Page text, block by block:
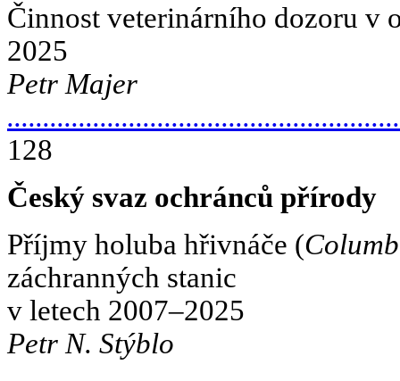
Činnost veterinárního dozoru v
2025
Petr Majer
128
Český svaz ochránců přírody
Příjmy holuba hřivnáče (
záchranných stanic
v letech 2007–2025
Petr N. Stýblo